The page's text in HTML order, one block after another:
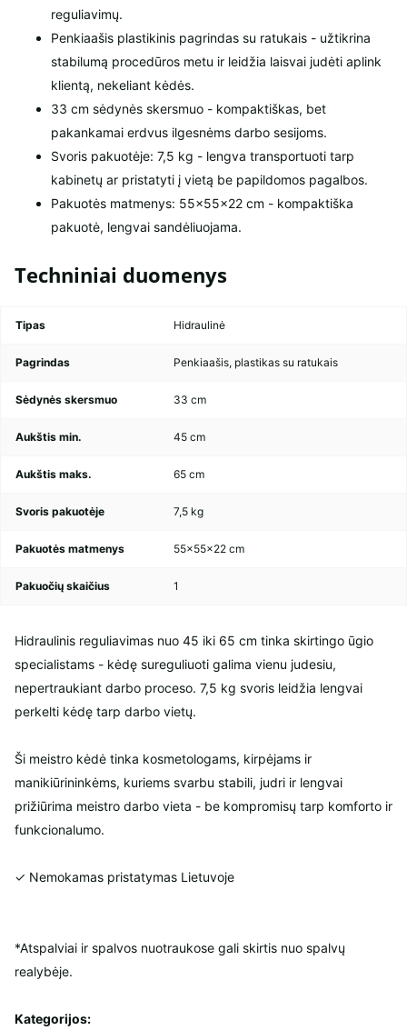
reguliavimų.
Penkiaašis plastikinis pagrindas su ratukais - užtikrina
stabilumą procedūros metu ir leidžia laisvai judėti aplink
klientą, nekeliant kėdės.
33 cm sėdynės skersmuo - kompaktiškas, bet
pakankamai erdvus ilgesnėms darbo sesijoms.
Svoris pakuotėje: 7,5 kg - lengva transportuoti tarp
kabinetų ar pristatyti į vietą be papildomos pagalbos.
Pakuotės matmenys: 55×55×22 cm - kompaktiška
pakuotė, lengvai sandėliuojama.
Techniniai duomenys
Tipas Hidraulinė
Pagrindas Penkiaašis, plastikas su ratukais
Sėdynės skersmuo 33 cm
Aukštis min. 45 cm
Aukštis maks. 65 cm
Svoris pakuotėje 7,5 kg
Pakuotės matmenys 55×55×22 cm
Pakuočių skaičius 1
Hidraulinis reguliavimas nuo 45 iki 65 cm tinka skirtingo ūgio
specialistams - kėdę sureguliuoti galima vienu judesiu,
nepertraukiant darbo proceso. 7,5 kg svoris leidžia lengvai
perkelti kėdę tarp darbo vietų.
Ši meistro kėdė tinka kosmetologams, kirpėjams ir
manikiūrininkėms, kuriems svarbu stabili, judri ir lengvai
prižiūrima meistro darbo vieta - be kompromisų tarp komforto ir
funkcionalumo.
✓ Nemokamas pristatymas Lietuvoje
*Atspalviai ir spalvos nuotraukose gali skirtis nuo spalvų
realybėje.
Kategorijos: